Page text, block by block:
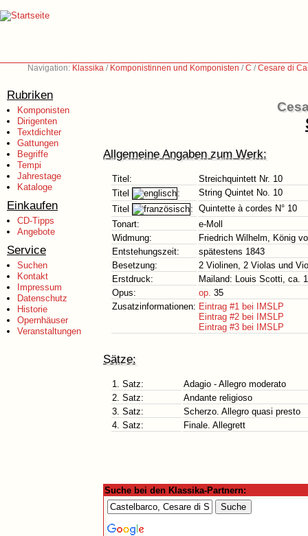
Navigation: Klassika / Komponistinnen und Komponisten /C /Cesare di
Rubriken
Komponisten
Dirigenten
Textdichter
Gattungen
Begriffe
Tempi
Jahrestage
Kataloge
Einkaufen
CD-Tipps
Angebote
Service
Suchen
Kontakt
Impressum
Datenschutz
Historie
Opernhäuser
Veranstaltungen
Allgemeine Angaben zum Werk:
Titel:
Streichquintett Nr. 10
Titel
:
String Quintet No. 10
Titel
: Quintette à cordes N° 10
Tonart:
e-Moll
Widmung:
Friedrich Wilhelm, König
Entstehungszeit:
spätestens 1843
Besetzung:
2 Violinen, 2 Violas und
Erstdruck:
Mailand: Louis Scotti, ca.
Opus:
op. 35
Zusatzinformationen: Eintrag #1 bei IMSLP
Eintrag #2 bei IMSLP
Eintrag #3 bei IMSLP
Sätze:
1. Satz:
Adagio - Allegro moderato
2. Satz:
Andante religioso
3. Satz:
Scherzo. Allegro quasi presto
4. Satz:
Finale. Allegrett
Suche bei den Klassika-Partnern: